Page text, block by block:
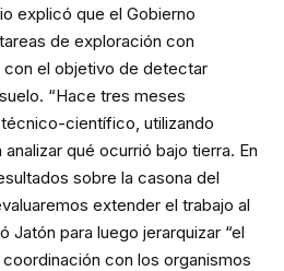
explicó que el Gobierno
de exploración con
el objetivo de detectar
“Hace tres meses
científico, utilizando
qué ocurrió bajo tierra. En
sobre la casona del
extender el trabajo al
Jatón para luego jerarquizar “el
con los organismos